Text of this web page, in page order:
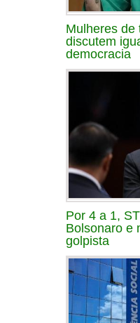
Mulheres de
discutem
democracia
Por 4 a 1,
Bolsonaro e
golpista